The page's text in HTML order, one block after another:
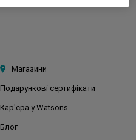
Магазини
Подарункові сертифікати
Кар'єра у Watsons
Блог